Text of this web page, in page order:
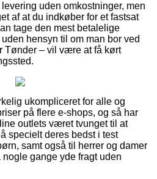
uden omkostninger, men
af at du indkøber for et fastsat
tage den mest betalelige
hensyn til om man bor ved
Tønder – vil være at få kørt
ukompliceret for alle og
på flere e-shops, og så har
outlets været tvunget til at
specielt deres bedst i test
samt også til herrer og damer
gange yde fragt uden